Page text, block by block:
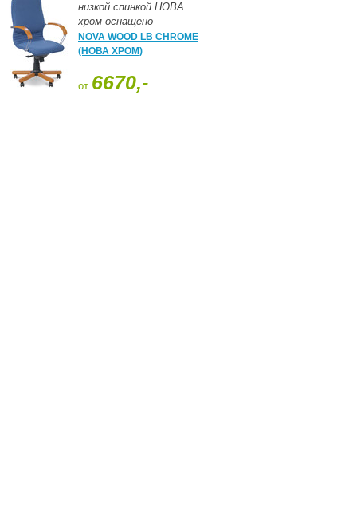
низкой спинкой НОВА
хром оснащено
подлокотниками с
деревянными накладками.
NOVA WOOD LB CHROME
(НОВА ХРОМ)
от 6670,-